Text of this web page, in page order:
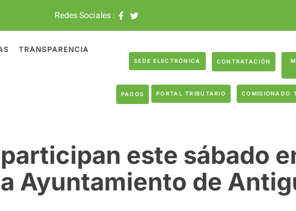
Redes Sociales :
TRANSPARENCIA
SEDE ELECTRÓNICA CONTRATACIÓN
PAGOS PORTAL TRIBUTARIO COMISIONADO
este sábado
Ayuntamiento de